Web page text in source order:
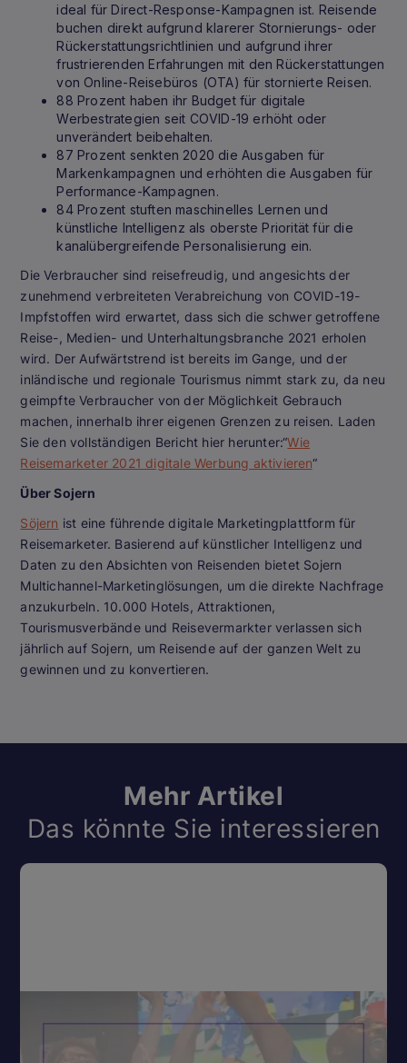
ideal für Direct-Response-Kampagnen ist. Reisende
buchen direkt aufgrund klarerer Stornierungs- oder
Rückerstattungsrichtlinien und aufgrund ihrer
frustrierenden Erfahrungen mit den Rückerstattungen
von Online-Reisebüros (OTA) für stornierte Reisen.
88 Prozent haben ihr Budget für digitale
Werbestrategien seit COVID-19 erhöht oder
unverändert beibehalten.
87 Prozent senkten 2020 die Ausgaben für
Markenkampagnen und erhöhten die Ausgaben für
Performance-Kampagnen.
84 Prozent stuften maschinelles Lernen und
künstliche Intelligenz als oberste Priorität für die
kanalübergreifende Personalisierung ein.
Die Verbraucher sind reisefreudig, und angesichts der
zunehmend verbreiteten Verabreichung von COVID-19-
Impfstoffen wird erwartet, dass sich die schwer getroffene
Reise-, Medien- und Unterhaltungsbranche 2021 erholen
wird. Der Aufwärtstrend ist bereits im Gange, und der
inländische und regionale Tourismus nimmt stark zu, da neu
geimpfte Verbraucher von der Möglichkeit Gebrauch
machen, innerhalb ihrer eigenen Grenzen zu reisen. Laden
Sie den vollständigen Bericht hier herunter:“Wie
Reisemarketer 2021 digitale Werbung aktivieren“
Über Sojern
Söjern ist eine führende digitale Marketingplattform für
Reisemarketer. Basierend auf künstlicher Intelligenz und
Daten zu den Absichten von Reisenden bietet Sojern
Multichannel-Marketinglösungen, um die direkte Nachfrage
anzukurbeln. 10.000 Hotels, Attraktionen,
Tourismusverbände und Reisevermarkter verlassen sich
jährlich auf Sojern, um Reisende auf der ganzen Welt zu
gewinnen und zu konvertieren.
Mehr Artikel
Das könnte Sie interessieren